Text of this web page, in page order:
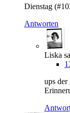
Dienstag
Antworten
Liska
ups